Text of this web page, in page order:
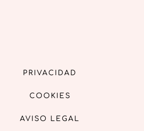
PRIVACIDAD
COOKIES
AVISO LEGAL